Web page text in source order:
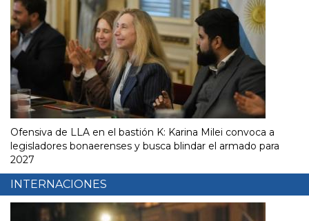
Ofensiva de LLA en el bastión K: Karina Milei convoca a
legisladores bonaerenses y busca blindar el armado para
2027
INTERNACIONES